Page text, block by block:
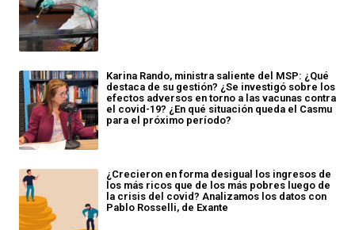
Karina Rando, ministra saliente del MSP: ¿Qué
destaca de su gestión? ¿Se investigó sobre los
efectos adversos en torno a las vacunas contra
el covid-19? ¿En qué situación queda el Casmu
para el próximo período?
¿Crecieron en forma desigual los ingresos de
los más ricos que de los más pobres luego de
la crisis del covid? Analizamos los datos con
Pablo Rosselli, de Exante